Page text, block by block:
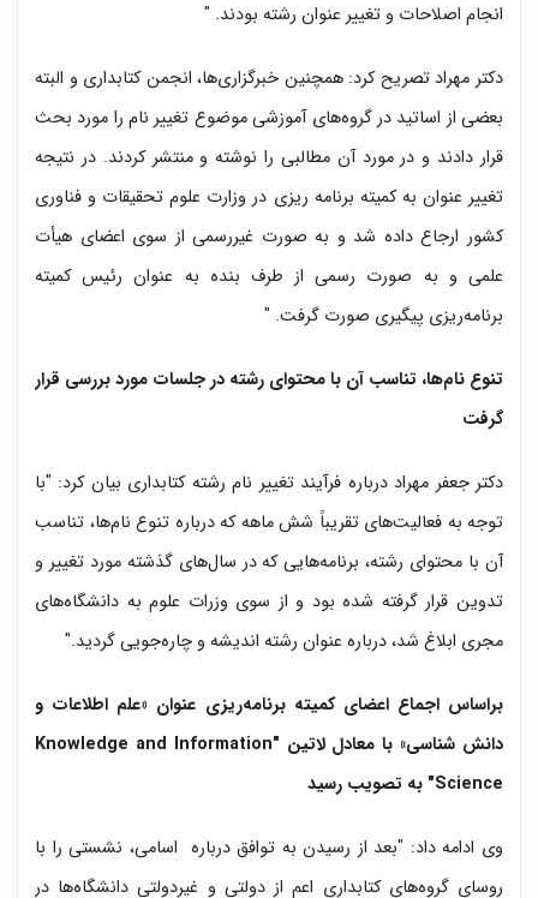
انجام اصلاحات و تغییر عنوان رشته بودند. "
دکتر مهراد تصریح کرد: همچنین خبرگزاری‌ها، انجمن کتابداری و البته
بعضی از اساتید در گروه‌های آموزشی موضوع تغییر نام را مورد بحث
قرار دادند و در مورد آن مطالبی را نوشته و منتشر کردند. در نتیجه
تغییر عنوان به کمیته برنامه ریزی در وزارت علوم تحقیقات و فناوری
کشور ارجاع داده شد و به صورت غیررسمی از سوی اعضای هیأت
علمی و به صورت رسمی از طرف بنده به عنوان رئیس کمیته
برنامه‌ریزی پیگیری صورت گرفت. "
تنوع نام‌ها، تناسب آن با محتوای رشته در جلسات مورد بررسی قرار
گرفت
دکتر جعفر مهراد درباره فرآیند تغییر نام رشته کتابداری بیان کرد: "با
توجه به فعالیت‌های تقریباً شش ماهه که درباره تنوع نام‌ها، تناسب
آن با محتوای رشته، برنامه‌هایی که در سال‌های گذشته مورد تغییر و
تدوین قرار گرفته شده بود و از سوی وزرات علوم به دانشگاه‌های
مجری ابلاغ شد، درباره عنوان رشته اندیشه و چاره‌جویی گردید."
براساس اجماع اعضای کمیته برنامه‌ریزی عنوان «علم اطلاعات و
دانش شناسی» با معادل لاتین
"Knowledge and Information
Science" به تصویب رسید
وی ادامه داد: "بعد از رسیدن به توافق درباره اسامی، نشستی را با
روسای گروه‌های کتابداری اعم از دولتی و غیردولتی دانشگاه‌ها در